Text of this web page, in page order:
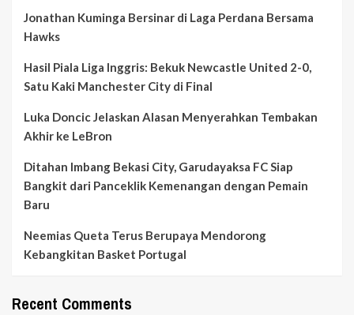
Jonathan Kuminga Bersinar di Laga Perdana Bersama
Hawks
Hasil Piala Liga Inggris: Bekuk Newcastle United 2-0,
Satu Kaki Manchester City di Final
Luka Doncic Jelaskan Alasan Menyerahkan Tembakan
Akhir ke LeBron
Ditahan Imbang Bekasi City, Garudayaksa FC Siap
Bangkit dari Panceklik Kemenangan dengan Pemain
Baru
Neemias Queta Terus Berupaya Mendorong
Kebangkitan Basket Portugal
Recent Comments